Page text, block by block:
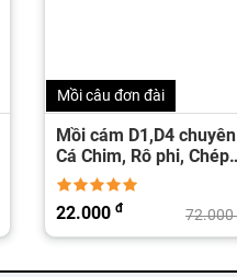
Mồi câu đơn đài
Mồi cám D1,D4 chuyên
Cá Chim, Rô phi, Chép,
Tra, Trôi, Trắm...
72.000
22.000 đ